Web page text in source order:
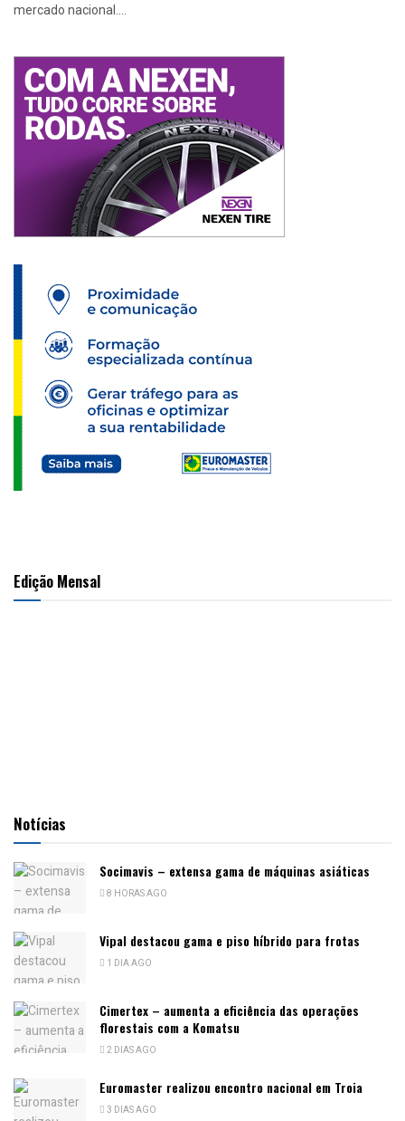
mercado nacional....
Edição Mensal
Notícias
Socimavis – extensa gama de máquinas asiáticas
8 HORAS AGO
Vipal destacou gama e piso híbrido para frotas
1 DIA AGO
Cimertex – aumenta a eficiência das operações
florestais com a Komatsu
2 DIAS AGO
Euromaster realizou encontro nacional em Troia
3 DIAS AGO